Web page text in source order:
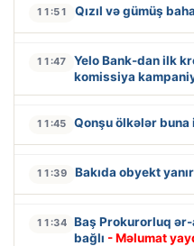
11:51 Qızıl və gümüş
11:47
Yelo Bank-dan ilk
komissiya
11:45 Qonşu ölkələr
11:39 Bakıda obyekt yanır
11:34 Baş Prokurorluq
bağlı - Məlumat